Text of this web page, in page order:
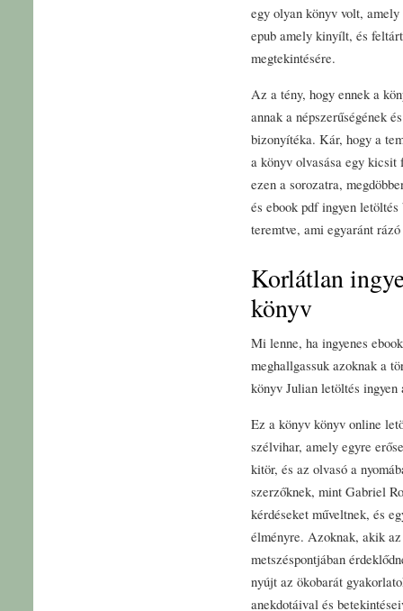
egy olyan könyv volt,
epub amely kinyílt, és
megtekintésére.
Az a tény, hogy ennek a
annak a népszerűségének
bizonyítéka. Kár, hogy a
a könyv olvasása egy
ezen a sorozatra,
és ebook pdf ingyen
teremtve, ami egyaránt
Korlátlan
könyv
Mi lenne, ha ingyenes
meghallgassuk azoknak a
könyv Julian letöltés ingyen
Ez a könyv könyv online
szélvihar, amely egyre
kitör, és az olvasó a
szerzőknek, mint Gabriel
kérdéseket műveltnek, és
élményre. Azoknak, akik
metszéspontjában
nyújt az ökobarát
anekdotáival és